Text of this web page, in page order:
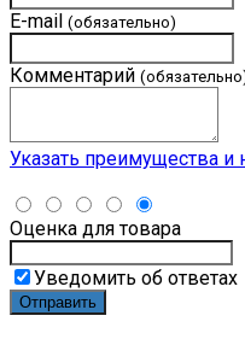
E-mail (обязательно)
Комментарий
Указать преимущества и
Оценка для товара
Уведомить об ответах